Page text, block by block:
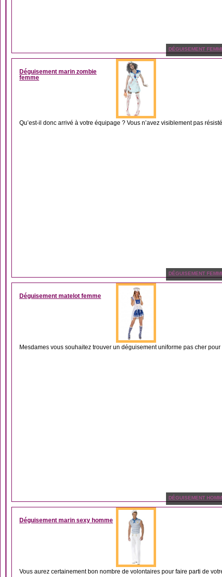
DÉGUISEMENT
Déguisement marin zombie
femme
Qu’est-il donc arrivé à votre équipage ? Vous n’avez visiblement pas
DÉGUISEMENT
Déguisement matelot femme
Mesdames vous souhaitez trouver un déguisement uniforme pas cher
DÉGUISEMENT
Déguisement marin sexy homme
Vous aurez certainement bon nombre de volontaires pour faire parti de